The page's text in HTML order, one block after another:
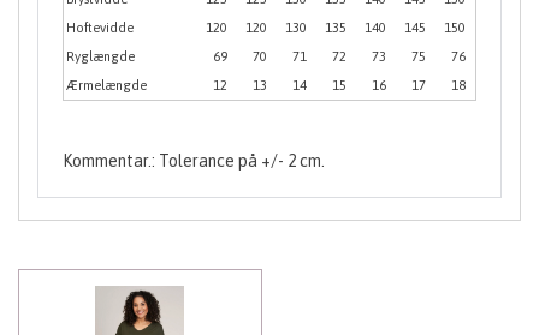
Hoftevidde
120 120 130 135 140 145
150
Ryglængde
69 70 71 72 73 75
76
Ærmelængde
12 13 14 15 16 17 18
Kommentar.: Tolerance på +/- 2 cm.